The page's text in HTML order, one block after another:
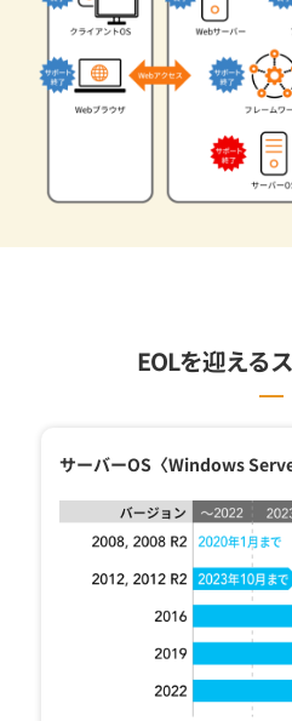
EOLを迎える
サーバーOS〈Windows